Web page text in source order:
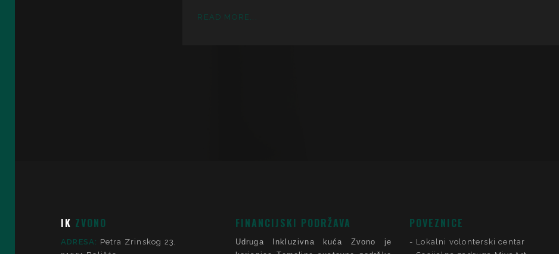
READ MORE...
IK ZVONO
ADRESA: Petra Zrinskog 23,
FINANCIJSKI PODRŽAVA
Udruga Inkluzivna kuća Zvono je
POVEZNICE
Lokalni volonterski centar